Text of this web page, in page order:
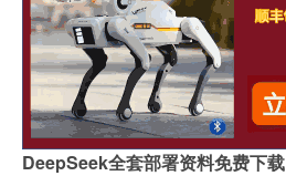
DeepSeek全套部署资料免费下载